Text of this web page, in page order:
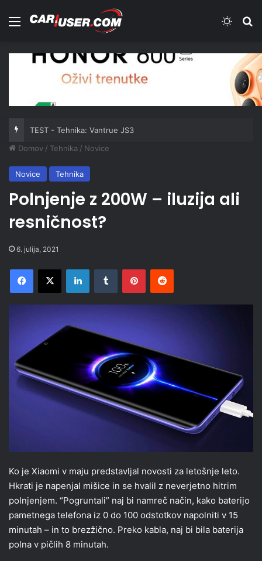
Meni
TEST - Tehnika: Vantrue JS3
Domov / Tehnika / Novice
Novice Tehnika
Polnjenje z 200W – iluzija ali
resničnost?
6. julija, 2021
Facebook
X LinkedInTumblr PinterestReddit
Ko je Xiaomi v maju predstavljal novosti za letošnje leto.
Hkrati je napenjal mišice in se hvalil z neverjetno hitrim
polnjenjem. “Pogruntali” naj bi namreč način, kako baterijo
pametnega telefona iz 0 do 100 odstotkov napolniti v 15
minutah – in to brezžično. Preko kabla, naj bi bila baterija
polna v pičlih 8 minutah.